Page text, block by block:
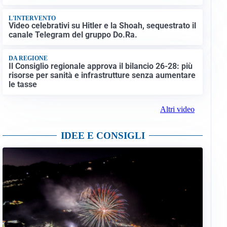
L'INTERVENTO
Video celebrativi su Hitler e la Shoah, sequestrato il
canale Telegram del gruppo Do.Ra.
DA REGIONE
Il Consiglio regionale approva il bilancio 26-28: più
risorse per sanità e infrastrutture senza aumentare
le tasse
Altri video
IDEE E CONSIGLI